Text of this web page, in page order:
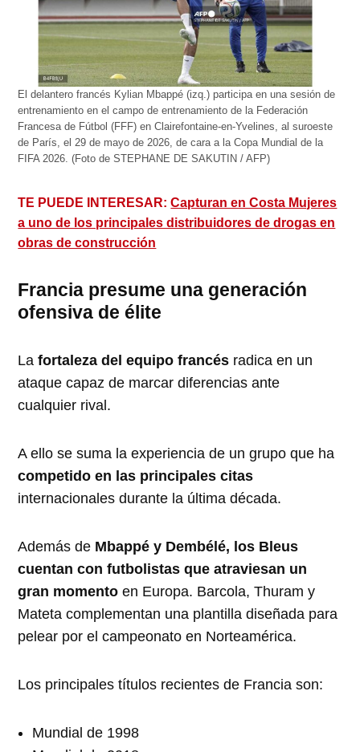
El delantero francés Kylian Mbappé (izq.) participa en una sesión de
entrenamiento en el campo de entrenamiento de la Federación
Francesa de Fútbol (FFF) en Clairefontaine-en-Yvelines, al suroeste
de París, el 29 de mayo de 2026, de cara a la Copa Mundial de la
FIFA 2026. (Foto de STEPHANE DE SAKUTIN / AFP)
TE PUEDE INTERESAR:Capturan en Costa Mujeres
a uno de los principales distribuidores de drogas en
obras de construcción
Francia presume una generación
ofensiva de élite
La fortaleza del equipo francés radica en un
ataque capaz de marcar diferencias ante
cualquier rival.
A ello se suma la experiencia de un grupo que ha
competido en las principales citas
internacionales durante la última década.
Además de Mbappé y Dembélé, los Bleus
cuentan con futbolistas que atraviesan un
gran momentoen Europa. Barcola, Thuram y
Mateta complementan una plantilla diseñada para
pelear por el campeonato en Norteamérica.
Los principales títulos recientes de Francia son:
Mundial de 1998